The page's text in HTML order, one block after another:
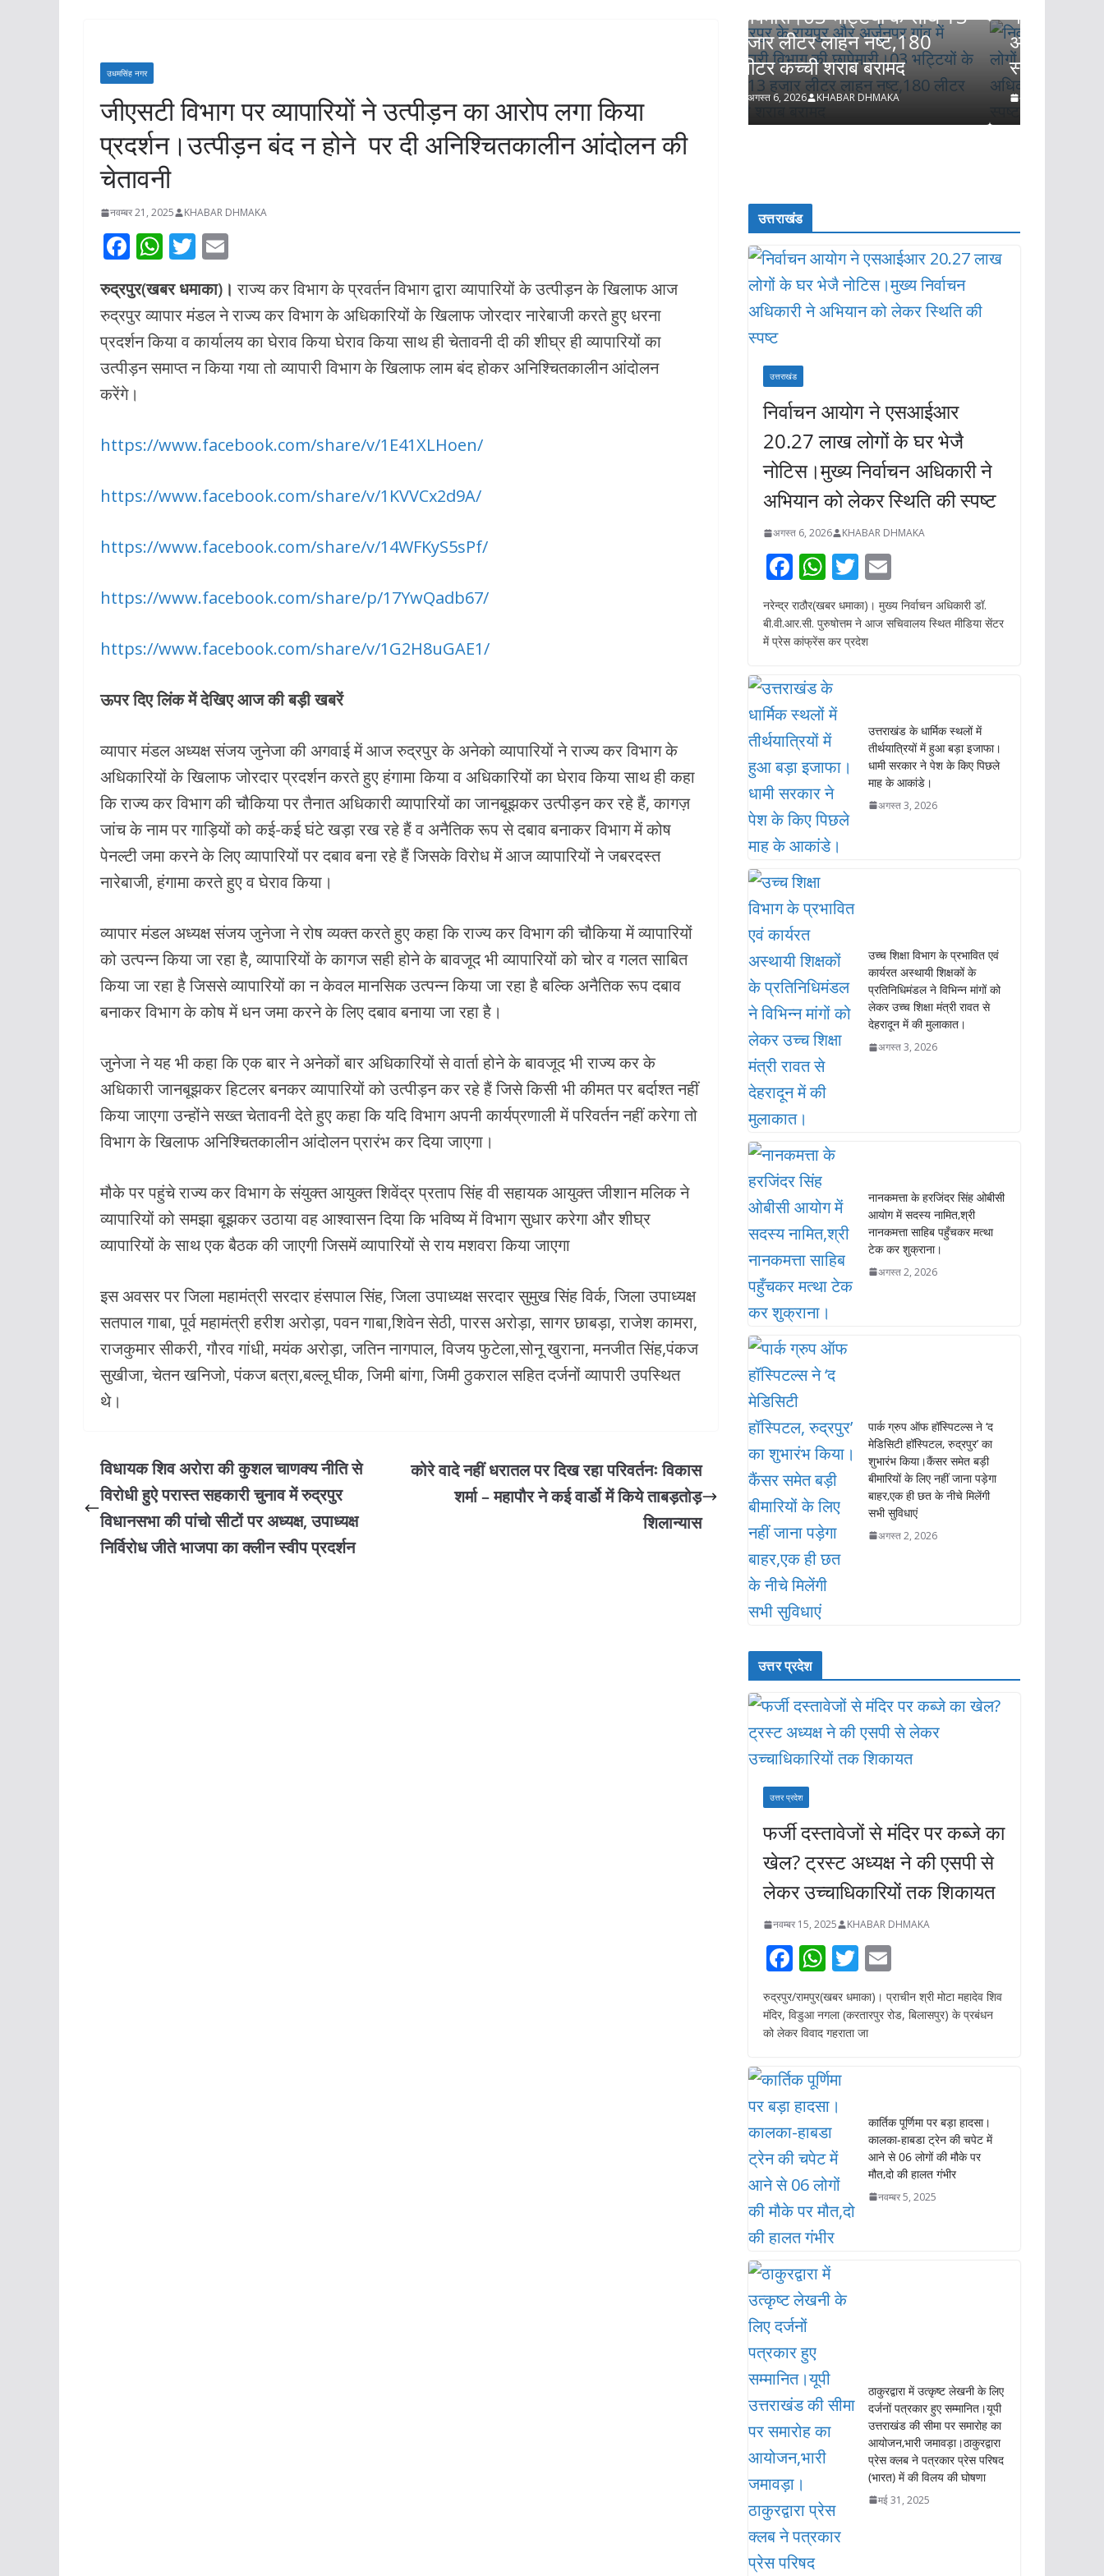
उधमसिंह नगर
जीएसटी विभाग पर व्यापारियों ने उत्पीड़न का आरोप लगा किया
प्रदर्शन।उत्पीड़न बंद न होने पर दी अनिश्चितकालीन आंदोलन की
चेतावनी
नवम्बर 21, 2025 KHABAR DHMAKA
F
e
b
o
o
k
W
at
s
A
p
T
itt
er
ai
l
रुद्रपुर(खबर धमाका)। राज्य कर विभाग के प्रवर्तन विभाग द्वारा व्यापारियों के उत्पीड़न के खिलाफ आज
रुद्रपुर व्यापार मंडल ने राज्य कर विभाग के अधिकारियों के खिलाफ जोरदार नारेबाजी करते हुए धरना
प्रदर्शन किया व कार्यालय का घेराव किया घेराव किया साथ ही चेतावनी दी की शीघ्र ही व्यापारियों का
उत्पीड़न समाप्त न किया गया तो व्यापारी विभाग के खिलाफ लाम बंद होकर अनिश्चितकालीन आंदोलन
करेंगे।
https://www.facebook.com/share/v/1E41XLHoen/
https://www.facebook.com/share/v/1KVVCx2d9A/
https://www.facebook.com/share/v/14WFKyS5sPf/
https://www.facebook.com/share/p/17YwQadb67/
https://www.facebook.com/share/v/1G2H8uGAE1/
ऊपर दिए लिंक में देखिए आज की बड़ी खबरें
व्यापार मंडल अध्यक्ष संजय जुनेजा की अगवाई में आज रुद्रपुर के अनेको व्यापारियों ने राज्य कर विभाग के
अधिकारियों के खिलाफ जोरदार प्रदर्शन करते हुए हंगामा किया व अधिकारियों का घेराव किया साथ ही कहा
कि राज्य कर विभाग की चौकिया पर तैनात अधिकारी व्यापारियों का जानबूझकर उत्पीड़न कर रहे हैं, कागज़
जांच के नाम पर गाड़ियों को कई-कई घंटे खड़ा रख रहे हैं व अनैतिक रूप से दबाव बनाकर विभाग में कोष
पेनल्टी जमा करने के लिए व्यापारियों पर दबाव बना रहे हैं जिसके विरोध में आज व्यापारियों ने जबरदस्त
नारेबाजी, हंगामा करते हुए व घेराव किया।
व्यापार मंडल अध्यक्ष संजय जुनेजा ने रोष व्यक्त करते हुए कहा कि राज्य कर विभाग की चौकिया में व्यापारियों
को उत्पन्न किया जा रहा है, व्यापारियों के कागज सही होने के बावजूद भी व्यापारियों को चोर व गलत साबित
किया जा रहा है जिससे व्यापारियों का न केवल मानसिक उत्पन्न किया जा रहा है बल्कि अनैतिक रूप दबाव
बनाकर विभाग के कोष में धन जमा करने के लिए दबाव बनाया जा रहा है।
जुनेजा ने यह भी कहा कि एक बार ने अनेकों बार अधिकारियों से वार्ता होने के बावजूद भी राज्य कर के
अधिकारी जानबूझकर हिटलर बनकर व्यापारियों को उत्पीड़न कर रहे हैं जिसे किसी भी कीमत पर बर्दाश्त नहीं
किया जाएगा उन्होंने सख्त चेतावनी देते हुए कहा कि यदि विभाग अपनी कार्यप्रणाली में परिवर्तन नहीं करेगा तो
विभाग के खिलाफ अनिश्चितकालीन आंदोलन प्रारंभ कर दिया जाएगा।
मौके पर पहुंचे राज्य कर विभाग के संयुक्त आयुक्त शिवेंद्र प्रताप सिंह वी सहायक आयुक्त जीशान मलिक ने
व्यापारियों को समझा बूझकर उठाया वह आश्वासन दिया कि भविष्य में विभाग सुधार करेगा और शीघ्र
व्यापारियों के साथ एक बैठक की जाएगी जिसमें व्यापारियों से राय मशवरा किया जाएगा
इस अवसर पर जिला महामंत्री सरदार हंसपाल सिंह, जिला उपाध्यक्ष सरदार सुमुख सिंह विर्क, जिला उपाध्यक्ष
सतपाल गाबा, पूर्व महामंत्री हरीश अरोड़ा, पवन गाबा,शिवेन सेठी, पारस अरोड़ा, सागर छाबड़ा, राजेश कामरा,
राजकुमार सीकरी, गौरव गांधी, मयंक अरोड़ा, जतिन नागपाल, विजय फुटेला,सोनू खुराना, मनजीत सिंह,पंकज
सुखीजा, चेतन खनिजो, पंकज बत्रा,बल्लू घीक, जिमी बांगा, जिमी ठुकराल सहित दर्जनों व्यापारी उपस्थित
थे।
विधायक शिव अरोरा की कुशल चाणक्य नीति से
विरोधी हुऐ परास्त सहकारी चुनाव में रुद्रपुर
विधानसभा की पांचो सीटों पर अध्यक्ष, उपाध्यक्ष
निर्विरोध जीते भाजपा का क्लीन स्वीप प्रदर्शन
कोरे वादे नहीं धरातल पर दिख रहा परिवर्तनः विकास
शर्मा – महापौर ने कई वार्डो में किये ताबड़तोड़
शिलान्यास
अगस्त 5, 2026 KHABAR DHMAKA
अगस्त 6, 2026 KHABAR DHMAKA
नोटिस।मुख्य निर्वाचन अधिकारी ने
अभियान को लेकर स्थिति की
स्पष्ट
अगस्त 6, 2026 KHABAR DHMAKA
उत्तराखंड
उत्तराखंड
निर्वाचन आयोग ने एसआईआर
20.27 लाख लोगों के घर भेजै
नोटिस।मुख्य निर्वाचन अधिकारी ने
अभियान को लेकर स्थिति की स्पष्ट
अगस्त 6, 2026 KHABAR DHMAKA
F
ac
e
b
o
o
k
W
h
at
s
p
p
T
w
itt
er
m
ai
नरेन्द्र राठौर(खबर धमाका)। मुख्य निर्वाचन अधिकारी डॉ.
बी.वी.आर.सी. पुरुषोत्तम ने आज सचिवालय स्थित मीडिया सेंटर
में प्रेस कांफ्रेंस कर प्रदेश
उत्तराखंड के धार्मिक स्थलों में
तीर्थयात्रियों में हुआ बड़ा इजाफा।
धामी सरकार ने पेश के किए पिछले
माह के आकांडे।
अगस्त 3, 2026
उच्च शिक्षा विभाग के प्रभावित एवं
कार्यरत अस्थायी शिक्षकों के
प्रतिनिधिमंडल ने विभिन्न मांगों को
लेकर उच्च शिक्षा मंत्री रावत से
देहरादून में की मुलाकात।
अगस्त 3, 2026
नानकमत्ता के हरजिंदर सिंह ओबीसी
आयोग में सदस्य नामित,श्री
नानकमत्ता साहिब पहुँचकर मत्था
टेक कर शुक्राना।
अगस्त 2, 2026
पार्क ग्रुप ऑफ हॉस्पिटल्स ने ‘द
मेडिसिटी हॉस्पिटल, रुद्रपुर’ का
शुभारंभ किया।कैंसर समेत बड़ी
बीमारियों के लिए नहीं जाना पड़ेगा
बाहर,एक ही छत के नीचे मिलेंगी
सभी सुविधाएं
अगस्त 2, 2026
उत्तर प्रदेश
उत्तर प्रदेश
फर्जी दस्तावेजों से मंदिर पर कब्जे का
खेल? ट्रस्ट अध्यक्ष ने की एसपी से
लेकर उच्चाधिकारियों तक शिकायत
नवम्बर 15, 2025 KHABAR DHMAKA
F
ac
e
b
o
k
W
h
at
s
A
p
p
T
w
itt
er
m
ai
रुद्रपुर/रामपुर(खबर धमाका)। प्राचीन श्री मोटा महादेव शिव
मंदिर, विडुआ नगला (करतारपुर रोड, बिलासपुर) के प्रबंधन
को लेकर विवाद गहराता जा
कार्तिक पूर्णिमा पर बड़ा हादसा।
कालका-हाबडा ट्रेन की चपेट में
आने से 06 लोगों की मौके पर
मौत,दो की हालत गंभीर
नवम्बर 5, 2025
ठाकुरद्वारा में उत्कृष्ट लेखनी के लिए
दर्जनों पत्रकार हुए सम्मानित।यूपी
उत्तराखंड की सीमा पर समारोह का
आयोजन,भारी जमावड़ा।ठाकुरद्वारा
प्रेस क्लब ने पत्रकार प्रेस परिषद
(भारत) में की विलय की घोषणा
मई 31, 2025